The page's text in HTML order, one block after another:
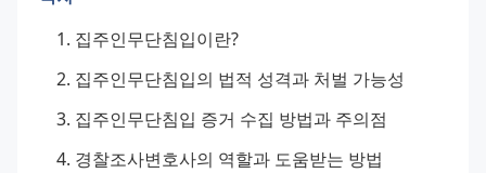
집주인무단침입이란?
집주인무단침입의 법적 성격과 처벌 가능성
집주인무단침입 증거 수집 방법과 주의점
경찰조사변호사의 역할과 도움받는 방법